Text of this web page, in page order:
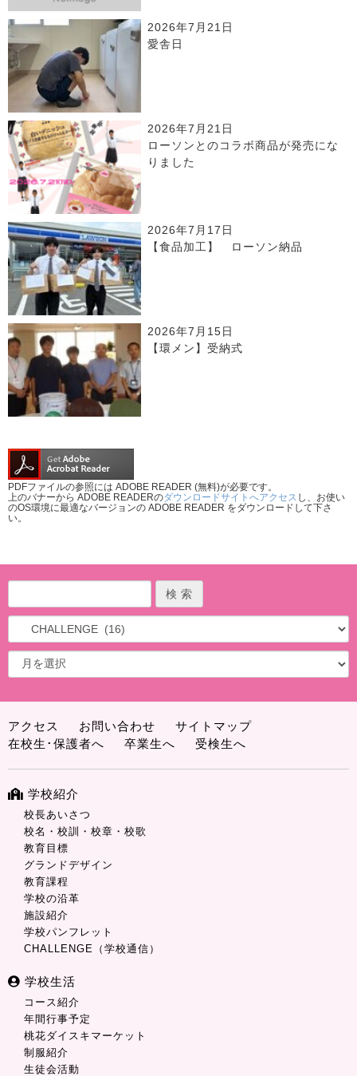
2026年7月21日
愛舎日
2026年7月21日
ローソンとのコラボ商品が発売にな
りました
2026年7月17日
【食品加工】 ローソン納品
2026年7月15日
【環メン】受納式
PDFファイルの参照には ADOBE READER (無料)が必要です。
上のバナーから ADOBE READERのダウンロードサイトへアクセス し、お使い
のOS環境に最適なバージョンの ADOBE READER をダウンロードして下さ
い。
アクセス お問い合わせ
サイトマップ
在校生･保護者へ
卒業生へ 受検生へ
学校紹介
校長あいさつ
校名・校訓・校章・校歌
教育目標
グランドデザイン
教育課程
学校の沿革
施設紹介
学校パンフレット
CHALLENGE（学校通信）
学校生活
コース紹介
年間行事予定
桃花ダイスキマーケット
制服紹介
生徒会活動